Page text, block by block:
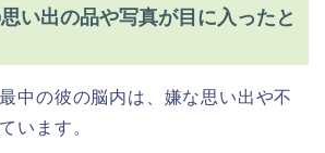
い出の品や写真が目に入ったと
中の彼の脳内は、嫌な思い出や不
います。